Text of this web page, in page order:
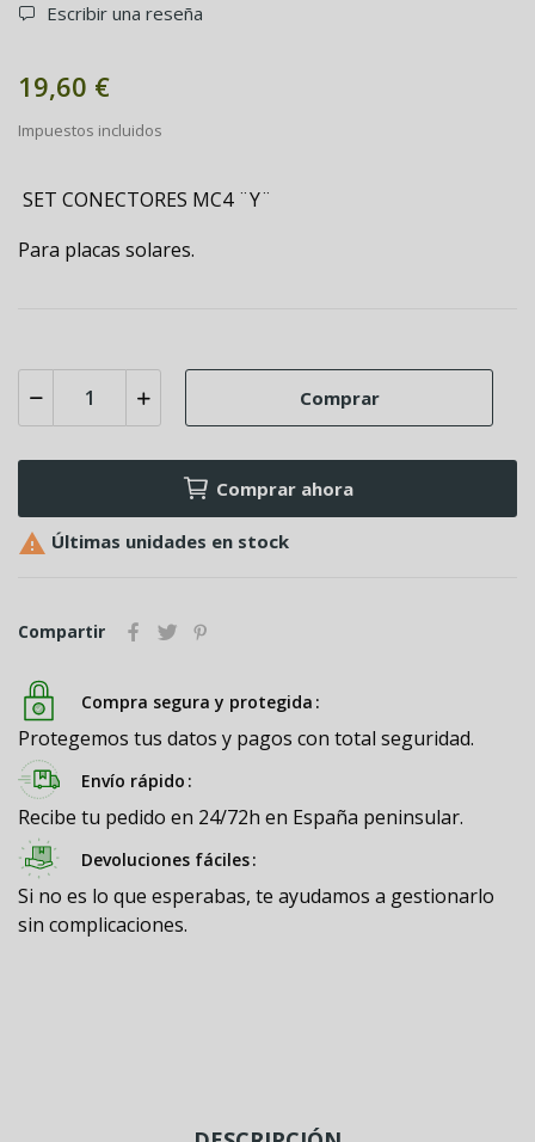
Escribir una reseña
19,60 €
Impuestos incluidos
SET CONECTORES MC4 ¨Y¨
Para placas solares.
Comprar
Comprar ahora
 Últimas unidades en stock
Compartir
Compra segura y protegida
Protegemos tus datos y pagos con total seguridad.
Envío rápido
Recibe tu pedido en 24/72h en España peninsular.
Devoluciones fáciles
Si no es lo que esperabas, te ayudamos a gestionarlo
sin complicaciones.